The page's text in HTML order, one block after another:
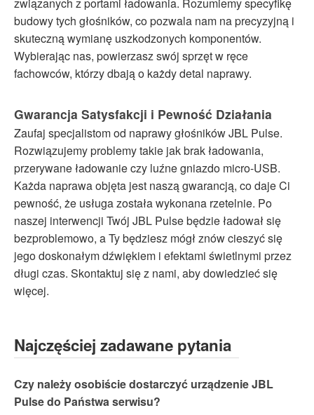
budowy tych głośników, co pozwala nam na precyzyjną i
skuteczną wymianę uszkodzonych komponentów.
Wybierając nas, powierzasz swój sprzęt w ręce
fachowców, którzy dbają o każdy detal naprawy.
Gwarancja Satysfakcji i Pewność Działania
Zaufaj specjalistom od naprawy głośników JBL Pulse.
Rozwiązujemy problemy takie jak brak ładowania,
przerywane ładowanie czy luźne gniazdo micro-USB.
Każda naprawa objęta jest naszą gwarancją, co daje Ci
pewność, że usługa została wykonana rzetelnie. Po
naszej interwencji Twój JBL Pulse będzie ładował się
bezproblemowo, a Ty będziesz mógł znów cieszyć się
jego doskonałym dźwiękiem i efektami świetlnymi przez
długi czas. Skontaktuj się z nami, aby dowiedzieć się
więcej.
Najczęściej zadawane pytania
Czy należy osobiście dostarczyć urządzenie JBL
Pulse do Państwa serwisu?